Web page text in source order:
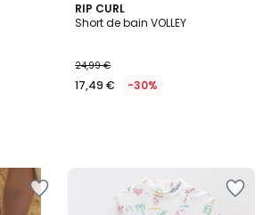
RIP CURL
Short de bain VOLLEY
24,99 €
17,49 € -30%